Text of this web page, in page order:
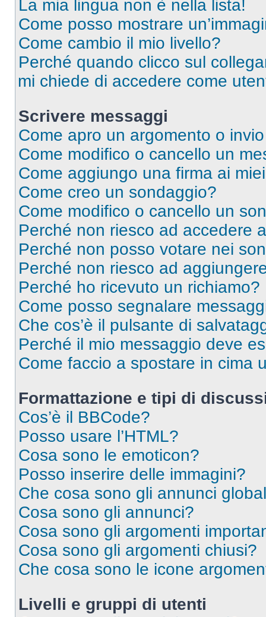
La mia lingua non è nella lista!
Come posso mostrare
Come cambio il mio livello?
Perché quando clicco sul
mi chiede di accedere come
Scrivere messaggi
Come apro un argomento o
Come modifico o cancello un
Come aggiungo una firma ai
Come creo un sondaggio?
Come modifico o cancello un
Perché non riesco ad accedere
Perché non posso votare nei
Perché non riesco ad
Perché ho ricevuto un richiamo?
Come posso segnalare
Che cos’è il pulsante di
Perché il mio messaggio deve
Come faccio a spostare in cima
Formattazione e tipi di
Cos’è il BBCode?
Posso usare l’HTML?
Cosa sono le emoticon?
Posso inserire delle immagini?
Che cosa sono gli annunci
Cosa sono gli annunci?
Cosa sono gli argomenti
Cosa sono gli argomenti chiusi?
Che cosa sono le icone
Livelli e gruppi di utenti